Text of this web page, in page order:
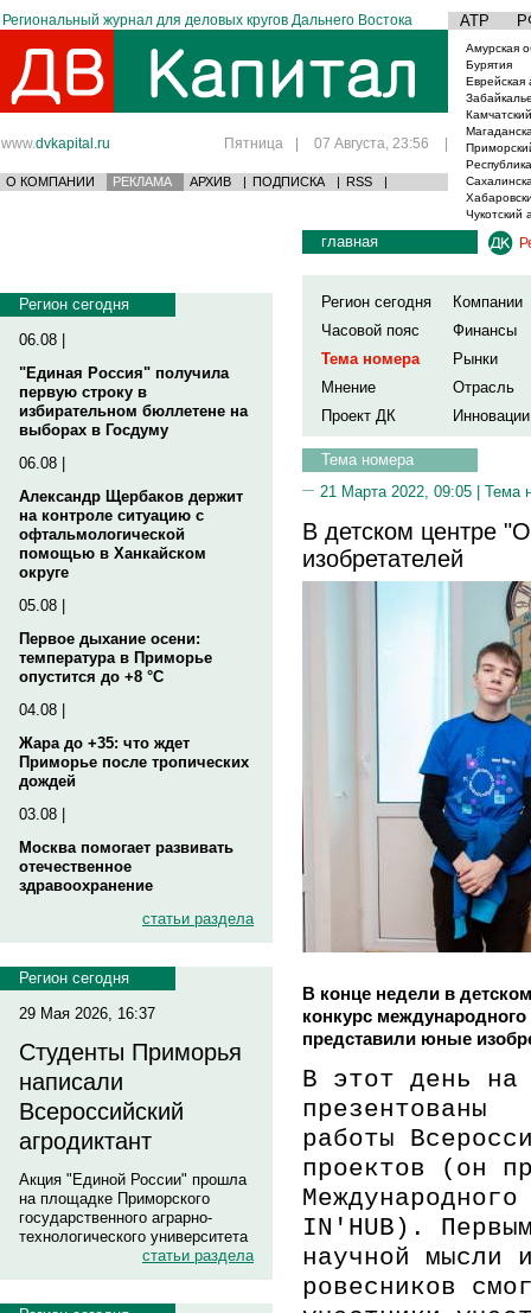
Региональный журнал для деловых кругов Дальнего Востока АТР
www.dvkapital.ru Пятница | 07 Августа, 23:56 |
О КОМПАНИИ РЕКЛАМА АРХИВ | ПОДПИСКА | RSS |
Амурская
Бурятия
Еврейская
Чукотский
Регион сегодня
06.08 |
"Единая Россия" получила
первую строку в
избирательном бюллетене на
выборах в Госдуму
06.08 |
Александр Щербаков держит
на контроле ситуацию с
офтальмологической
помощью в Ханкайском
округе
05.08 |
Первое дыхание осени:
температура в Приморье
опустится до +8 °C
04.08 |
Жара до +35: что ждет
Приморье после тропических
дождей
03.08 |
Москва помогает развивать
отечественное
здравоохранение
статьи раздела
Регион сегодня
29 Мая 2026, 16:37
Студенты Приморья
написали
Всероссийский
агродиктант
Акция "Единой России" прошла
на площадке Приморского
государственного аграрно-
технологического университета
статьи раздела
главная
Регион сегодня
Компании
Часовой пояс
Финансы
Тема номера
Рынки
Мнение
Отрасль
Проект ДК
Инновации
Тема номера
21 Марта 2022, 09:05 | Тема
В детском центре
изобретателей
В конце недели в
конкурс
представили юные
В этот день на
презентованы
работы
проектов
(он
IN'HUB).
научной мысли
ровесников